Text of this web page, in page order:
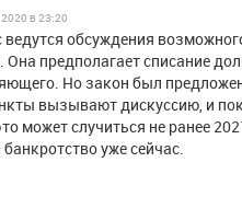
в 23:20
обсуждения
Она предполагает списание
Но закон был
вызывают дискуссию, и
может случиться не ранее
уже сейчас.